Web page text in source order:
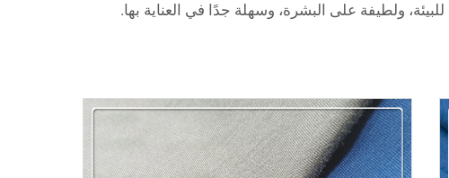
ولطيفة على البشرة، وسهلة جدًا في العناية بها.